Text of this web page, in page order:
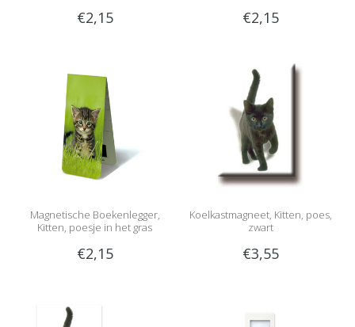
€2,15 €2,15
Magnetische Boekenlegger,
Kitten, poesje in het gras
€2,15
Koelkastmagneet, Kitten, poes,
zwart
€3,55